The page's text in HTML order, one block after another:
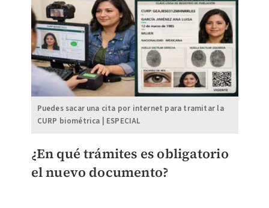
Puedes sacar una cita por internet para tramitar la
CURP biométrica | ESPECIAL
¿En qué trámites es obligatorio
el nuevo documento?